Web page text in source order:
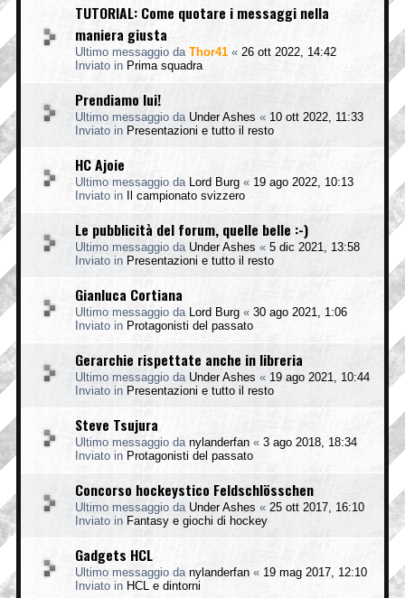
TUTORIAL: Come quotare i messaggi nella
maniera giusta
Ultimo messaggio da Thor41 « 26 ott 2022, 14:42
Inviato in Prima squadra
Prendiamo lui!
Ultimo messaggio da Under Ashes « 10 ott 2022, 11:33
Inviato in Presentazioni e tutto il resto
HC Ajoie
Ultimo messaggio da Lord Burg « 19 ago 2022, 10:13
Inviato in
Il campionato svizzero
Le pubblicità del forum, quelle belle :-)
Ultimo messaggio da Under Ashes « 5 dic 2021, 13:58
Inviato in Presentazioni e tutto il resto
Gianluca Cortiana
Ultimo messaggio da Lord Burg « 30 ago 2021, 1:06
Inviato in Protagonisti del passato
Gerarchie rispettate anche in libreria
Ultimo messaggio da Under Ashes « 19 ago 2021, 10:44
Inviato in Presentazioni e tutto il resto
Steve Tsujura
Ultimo messaggio da nylanderfan « 3 ago 2018, 18:34
Inviato in Protagonisti del passato
Concorso hockeystico Feldschlösschen
Ultimo messaggio da Under Ashes « 25 ott 2017, 16:10
Inviato in Fantasy e giochi di hockey
Gadgets HCL
Ultimo messaggio da nylanderfan « 19 mag 2017, 12:10
Inviato in HCL e dintorni